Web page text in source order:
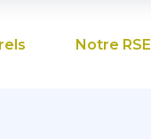
Notre RSE